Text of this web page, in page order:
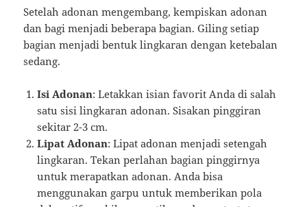
Setelah adonan mengembang, kempiskan adonan
dan bagi menjadi beberapa bagian. Giling setiap
bagian menjadi bentuk lingkaran dengan ketebalan
sedang.
Isi Adonan: Letakkan isian favorit Anda di salah
satu sisi lingkaran adonan. Sisakan pinggiran
sekitar 2-3 cm.
Lipat Adonan: Lipat adonan menjadi setengah
lingkaran. Tekan perlahan bagian pinggirnya
untuk merapatkan adonan. Anda bisa
menggunakan garpu untuk memberikan pola